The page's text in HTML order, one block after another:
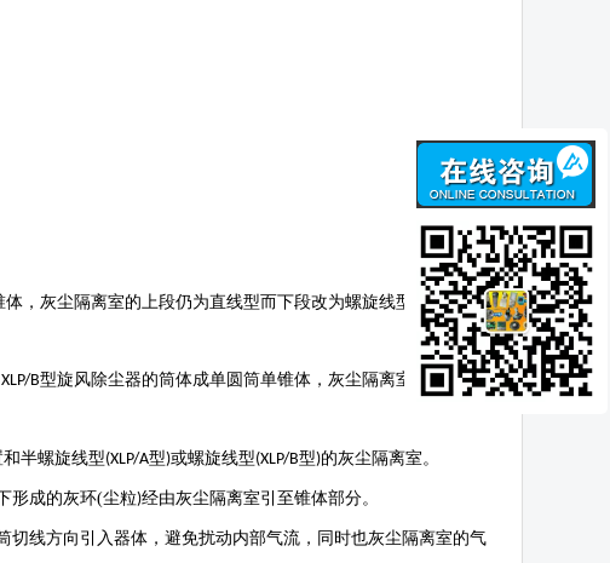
，灰尘隔离室的上段仍为直线型而下段改为螺旋线型，使灰尘
XLP/B型旋风除尘器的筒体成单圆筒单锥体，灰尘隔离室为螺旋线
半螺旋线型(XLP/A型)或螺旋线型(XLP/B型)的灰尘隔离室。
形成的灰环(尘粒)经由灰尘隔离室引至锥体部分。
线方向引入器体，避免扰动内部气流，同时也灰尘隔离室的气